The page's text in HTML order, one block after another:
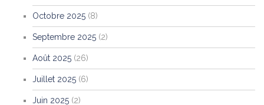
Octobre 2025 (8)
Septembre 2025 (2)
Août 2025 (26)
Juillet 2025 (6)
Juin 2025 (2)